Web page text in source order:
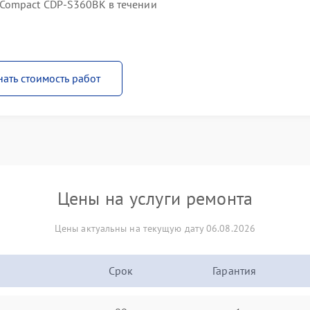
CDP-S360BK в течении
стоимость работ
Цены на услуги ремонта
Цены актуальны на текущую дату 06.08.2026
Срок Гарантия